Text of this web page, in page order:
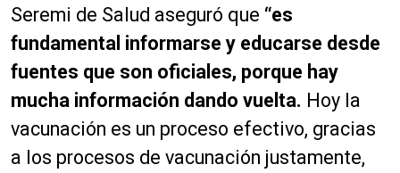
Seremi de Salud aseguró que “es
fundamental informarse y educarse desde
fuentes que son oficiales, porque hay
mucha información dando vuelta. Hoy la
vacunación es un proceso efectivo, gracias
a los procesos de vacunación justamente,